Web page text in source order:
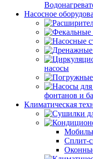
Насосное
насосы
фонтанов и
Климатическая
Сплит-